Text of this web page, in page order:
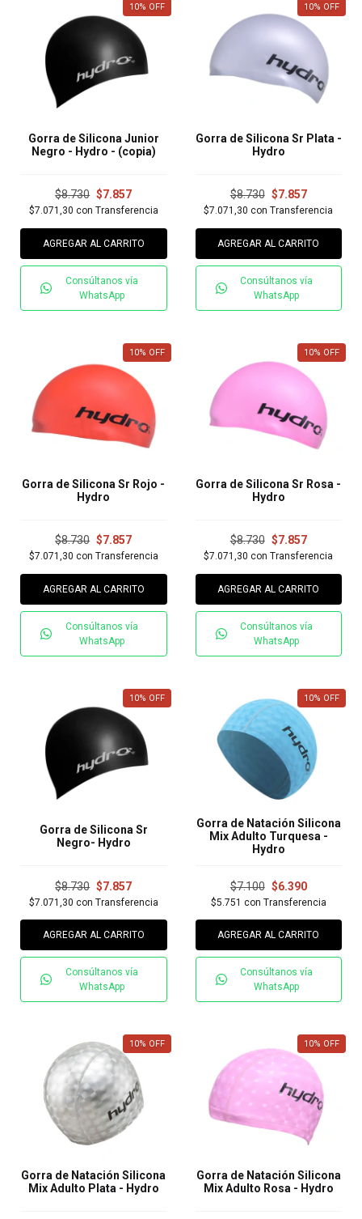
10% OFF
Gorra de Silicona Junior
Negro - Hydro - (copia)
$8.730 $7.857
$7.071,30 con Transferencia
AGREGAR AL CARRITO
Consúltanos vía
WhatsApp
10% OFF
Gorra de Silicona Sr Plata -
Hydro
$8.730 $7.857
$7.071,30con Transferencia
AGREGAR AL CARRITO
Consúltanos vía
WhatsApp
10% OFF
Gorra de Silicona Sr Rojo -
Hydro
$8.730 $7.857
$7.071,30 con Transferencia
AGREGAR AL CARRITO
Consúltanos vía
WhatsApp
10% OFF
Gorra de Silicona Sr Rosa -
Hydro
$8.730 $7.857
$7.071,30con Transferencia
AGREGAR AL CARRITO
Consúltanos vía
WhatsApp
10% OFF
Gorra de Silicona Sr
Negro- Hydro
$8.730 $7.857
$7.071,30 con Transferencia
AGREGAR AL CARRITO
Consúltanos vía
WhatsApp
10% OFF
Gorra de Natación Silicona
Mix Adulto Turquesa -
Hydro
$7.100 $6.390
$5.751 con Transferencia
AGREGAR AL CARRITO
Consúltanos vía
WhatsApp
10% OFF
Gorra de Natación Silicona
Mix Adulto Plata - Hydro
10% OFF
Gorra de Natación Silicona
Mix Adulto Rosa - Hydro